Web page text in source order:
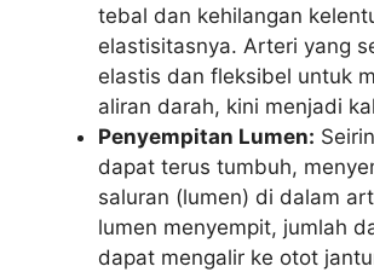
tebal dan kehilangan
elastisitasnya. Arteri yang
elastis dan fleksibel untuk
aliran darah, kini menjadi
Penyempitan Lumen:
dapat terus tumbuh,
saluran (lumen) di dalam
lumen menyempit, jumlah
dapat mengalir ke otot